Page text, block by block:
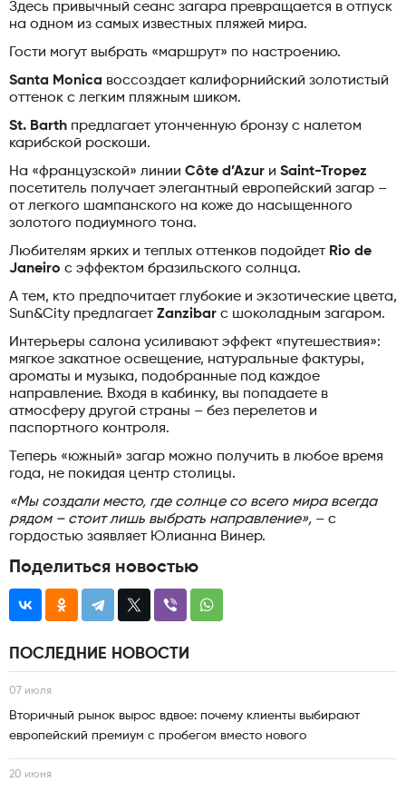
Здесь привычный сеанс загара превращается в отпуск
на одном из самых известных пляжей мира.
Гости могут выбрать «маршрут» по настроению.
Santa Monica воссоздает калифорнийский золотистый
оттенок с легким пляжным шиком.
St. Barth предлагает утонченную бронзу с налетом
карибской роскоши.
На «французской» линии Côte d’Azur и Saint-Tropez
посетитель получает элегантный европейский загар –
от легкого шампанского на коже до насыщенного
золотого подиумного тона.
Любителям ярких и теплых оттенков подойдет Rio de
Janeiro с эффектом бразильского солнца.
А тем, кто предпочитает глубокие и экзотические цвета,
Sun&City предлагает Zanzibar с шоколадным загаром.
Интерьеры салона усиливают эффект «путешествия»:
мягкое закатное освещение, натуральные фактуры,
ароматы и музыка, подобранные под каждое
направление. Входя в кабинку, вы попадаете в
атмосферу другой страны – без перелетов и
паспортного контроля.
Теперь «южный» загар можно получить в любое время
года, не покидая центр столицы.
«Мы создали место, где солнце со всего мира всегда
рядом – стоит лишь выбрать направление», – с
гордостью заявляет Юлианна Винер.
Поделиться новостью
ПОСЛЕДНИЕ НОВОСТИ
07 июля
Вторичный рынок вырос вдвое: почему клиенты выбирают
европейский премиум с пробегом вместо нового
20 июня